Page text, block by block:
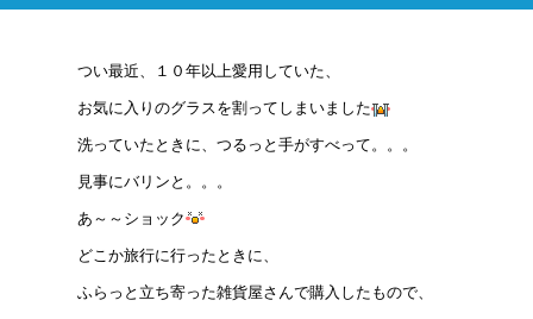
つい最近、１０年以上愛用していた、
お気に入りのグラスを割ってしまいました
洗っていたときに、つるっと手がすべって。。。
見事にバリンと。。。
あ～～ショック
どこか旅行に行ったときに、
ふらっと立ち寄った雑貨屋さんで購入したもので、